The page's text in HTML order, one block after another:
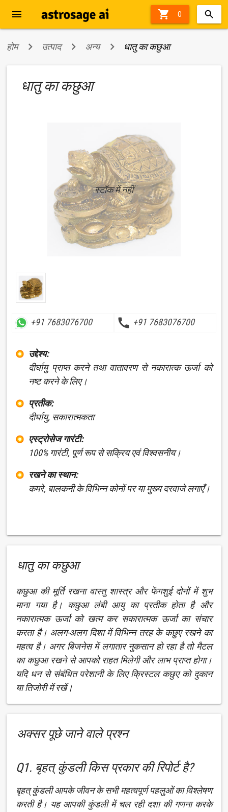
 0
menu
होम उत्पाद अन्य धातु का कछुआ
धातु का कछुआ
स्टॉक में नहीं
+91 7683076700 call +91 7683076700
उद्देश्य:
दीर्घायु प्राप्त करने तथा वातावरण से नकारात्क ऊर्जा को
नष्ट करने के लिए।
प्रतीक:
दीर्घायु, सकारात्मकता
एस्ट्रोसेज गारंटी:
100% गारंटी, पूर्ण रूप से सक्रिय एवं विश्वसनीय।
रखने का स्थान:
कमरे, बालकनी के विभिन्न कोनों पर या मुख्य दरवाजे लगाएँ।
धातु का कछुआ
कछुआ की मूर्ति रखना वास्तु शास्त्र और फेंगशुई दोनों में शुभ
माना गया है। कछुआ लंबी आयु का प्रतीक होता है और
नकारात्मक ऊर्जा को खत्म कर सकारात्मक ऊर्जा का संचार
करता है। अलग-अलग दिशा में विभिन्न तरह के कछुए रखने का
महत्व है। अगर बिजनेस में लगातार नुकसान हो रहा है तो मैटल
का कछुआ रखने से आपको राहत मिलेगी और लाभ प्राप्त होगा।
यदि धन से संबंधित परेशानी के लिए क्रिस्टल कछुए को दुकान
या तिजोरी में रखें।
अक्सर पूछे जाने वाले प्रश्न
Q1. बृहत् कुंडली किस प्रकार की रिपोर्ट है?
बृहत् कुंडली आपके जीवन के सभी महत्वपूर्ण पहलुओं का विश्लेषण
करती है। यह आपकी कुंडली में चल रही दशा की गणना करके